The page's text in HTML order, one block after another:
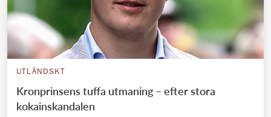
UTLÄNDSKT
Kronprinsens tuffa utmaning – efter stora
kokainskandalen